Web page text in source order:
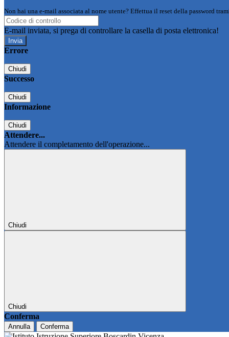
Non hai una e-mail associata al nome utente? Effettua il reset della password
E-mail inviata, si prega di controllare la casella di posta elettronica!
Errore
Chiudi
Successo
Chiudi
Informazione
Chiudi
Attendere...
Attendere il completamento dell'operazione...
Chiudi
Chiudi
Conferma
Annulla Conferma